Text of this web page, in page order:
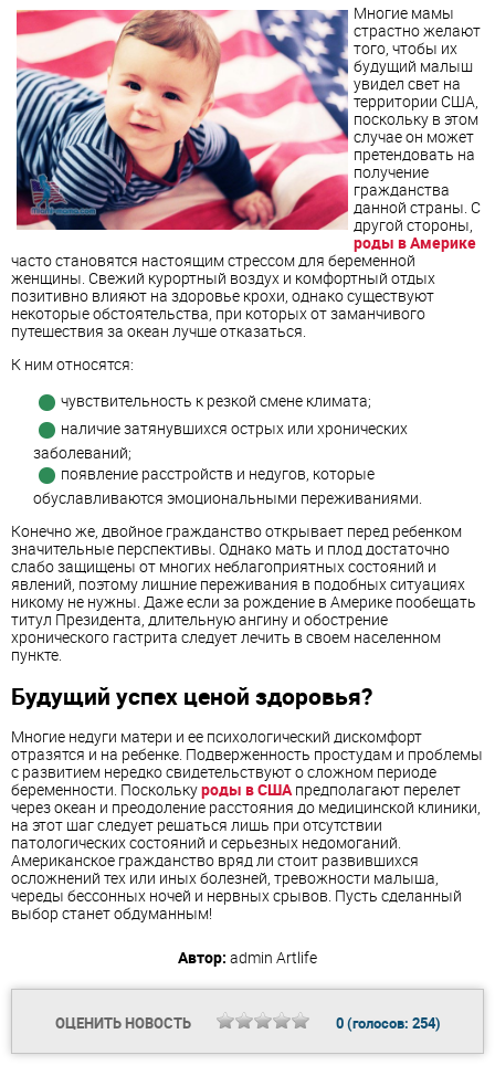
Многие мамы
страстно желают
того, чтобы их
будущий малыш
увидел свет на
территории США,
поскольку в этом
случае он может
претендовать на
получение
гражданства
данной страны. С
другой стороны,
роды в Америке
часто становятся настоящим стрессом для беременной
женщины. Свежий курортный воздух и комфортный отдых
позитивно влияют на здоровье крохи, однако существуют
некоторые обстоятельства, при которых от заманчивого
путешествия за океан лучше отказаться.
К ним относятся:
чувствительность к резкой смене климата;
наличие затянувшихся острых или хронических
заболеваний;
появление расстройств и недугов, которые
обуславливаются эмоциональными переживаниями.
Конечно же, двойное гражданство открывает перед ребенком
значительные перспективы. Однако мать и плод достаточно
слабо защищены от многих неблагоприятных состояний и
явлений, поэтому лишние переживания в подобных ситуациях
никому не нужны. Даже если за рождение в Америке пообещать
титул Президента, длительную ангину и обострение
хронического гастрита следует лечить в своем населенном
пункте.
Будущий успех ценой здоровья?
Многие недуги матери и ее психологический дискомфорт
отразятся и на ребенке. Подверженность простудам и проблемы
с развитием нередко свидетельствуют о сложном периоде
беременности. Посколькуроды в СШАпредполагают перелет
через океан и преодоление расстояния до медицинской клиники,
на этот шаг следует решаться лишь при отсутствии
патологических состояний и серьезных недомоганий.
Американское гражданство вряд ли стоит развившихся
осложнений тех или иных болезней, тревожности малыша,
череды бессонных ночей и нервных срывов. Пусть сделанный
выбор станет обдуманным!
Автор: admin Artlife
ОЦЕНИТЬ НОВОСТЬ 0(голосов: 254)